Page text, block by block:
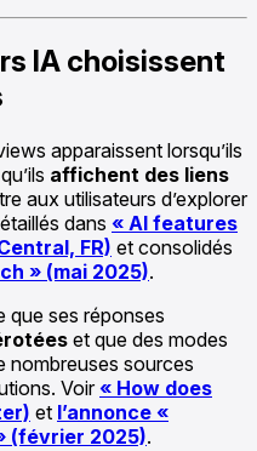
IA choisissent
apparaissent lorsqu’ils
affichent des liens
aux utilisateurs d’explorer
dans « AI features
FR) et consolidés
» (mai 2025).
que ses réponses
et que des modes
nombreuses sources
Voir« How does
et l’annonce «
(février 2025).